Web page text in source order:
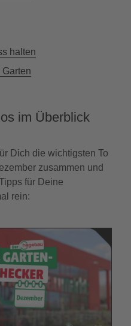
halten
im Überblick
Dich die wichtigsten To
zusammen und
für Deine
rein: